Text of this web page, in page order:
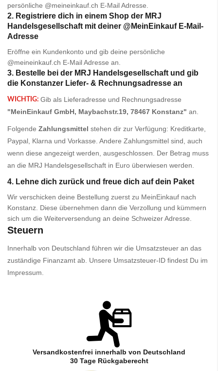
persönliche @meineinkauf.ch E-Mail Adresse.
2. Registriere dich in einem Shop der MRJ
Handelsgesellschaft mit deiner @MeinEinkauf E-Mail-
Adresse
Eröffne ein Kundenkonto und gib deine persönliche
@meineinkauf.ch E-Mail Adresse an.
3. Bestelle bei der MRJ Handelsgesellschaft und gib
die Konstanzer Liefer- & Rechnungsadresse an
WICHTIG: Gib als Lieferadresse und Rechnungsadresse
"MeinEinkauf GmbH, Maybachstr.19, 78467 Konstanz" an.
Folgende Zahlungsmittel stehen dir zur Verfügung: Kreditkarte,
Paypal, Klarna und Vorkasse. Andere Zahlungsmittel sind, auch
wenn diese angezeigt werden, ausgeschlossen. Der Betrag muss
an die MRJ Handelsgesellschaft in Euro überwiesen werden.
4. Lehne dich zurück und freue dich auf dein Paket
Wir verschicken deine Bestellung zuerst zu MeinEinkauf nach
Konstanz. Diese übernehmen dann die Verzollung und kümmern
sich um die Weiterversendung an deine Schweizer Adresse.
Steuern
Innerhalb von Deutschland führen wir die Umsatzsteuer an das
zuständige Finanzamt ab. Unsere Umsatzsteuer-ID findest Du im
Impressum.
Versandkostenfrei innerhalb von Deutschland
30 Tage Rückgaberecht